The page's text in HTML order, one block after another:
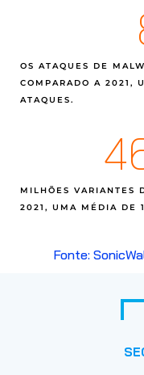
OS ATAQUES DE
COMPARADO A 2021,
ATAQUES.
MILHÕES VARIANTES
2021, UMA MÉDIA DE
Fonte: